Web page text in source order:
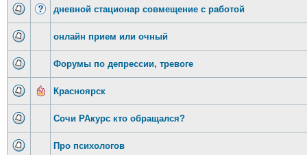
дневной стационар совмещение с работой
онлайн прием или очный
Форумы по депрессии, тревоге
Красноярск
Сочи РАкурс кто обращался?
Про психологов